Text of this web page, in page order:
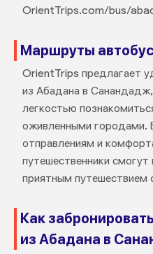
OrientTrips.com/bus/
Маршруты
OrientTrips предлагает
из Абадана в
легкостью
оживленными городами.
отправлениям и
путешественники
приятным путешествием
Как
из Абадана в